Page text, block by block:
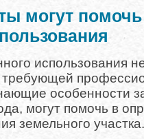
могут
использования
особенности
могут помочь в
земельного участка.